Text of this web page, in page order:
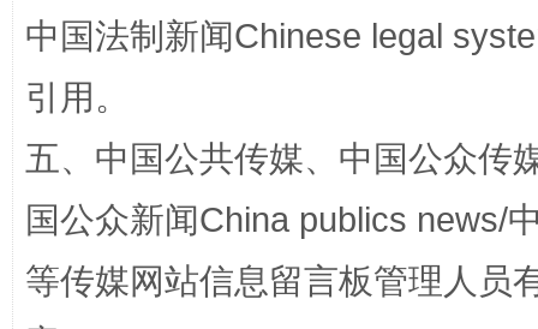
国家大学科技园优化重塑工作
中国法制新闻Chinese legal
引用。
五、中国公共传媒、中国公众传
国公众新闻China publics news/
等传媒网站信息留言板管理人员